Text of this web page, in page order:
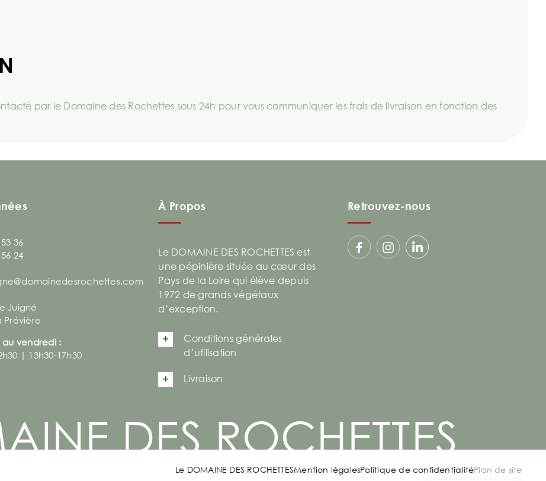
par le Domaine des Rochettes sous 24h pour vous communiquer les frais de livraison en fonction des
36
24
Juigné
Prévière
au vendredi :
| 13h30-17h30
À Propos
Le DOMAINE DES ROCHETTES est
une pépinière située au cœur des
Pays de la Loire qui élève depuis
1972 de grands végétaux
d’exception.
Conditions générales
d’utilisation
Livraison
Retrouvez-nous
DES ROCHETTES
Le DOMAINE DES ROCHETTESMention légalesPolitique de confidentialitéPlan de site